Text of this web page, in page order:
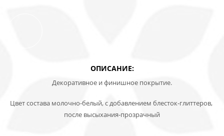
ОПИСАНИЕ:
Декоративное и финишное покрытие.
Цвет состава молочно-белый, с добавлением блесток-глиттеров,
после высыхания-прозрачный